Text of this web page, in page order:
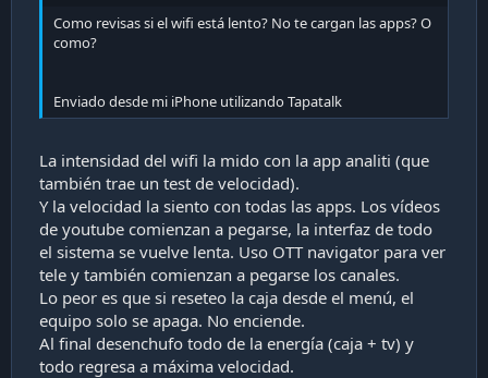
Como revisas si el wifi está lento? No te cargan las apps? O
como?
Enviado desde mi iPhone utilizando Tapatalk
La intensidad del wifi la mido con la app analiti (que
también trae un test de velocidad).
Y la velocidad la siento con todas las apps. Los vídeos
de youtube comienzan a pegarse, la interfaz de todo
el sistema se vuelve lenta. Uso OTT navigator para ver
tele y también comienzan a pegarse los canales.
Lo peor es que si reseteo la caja desde el menú, el
equipo solo se apaga. No enciende.
Al final desenchufo todo de la energía (caja + tv) y
todo regresa a máxima velocidad.